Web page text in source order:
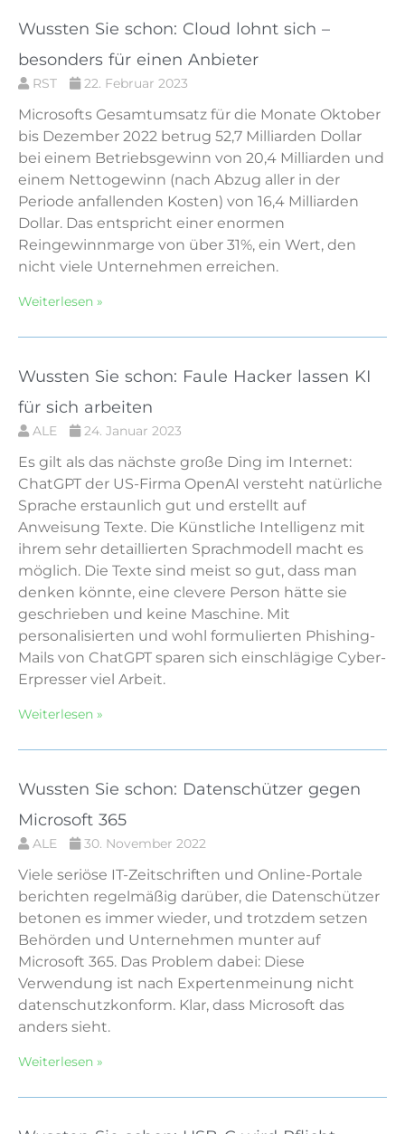
Wussten Sie schon: Cloud lohnt sich –
besonders für einen Anbieter
RST 22. Februar 2023
Microsofts Gesamtumsatz für die Monate Oktober
bis Dezember 2022 betrug 52,7 Milliarden Dollar
bei einem Betriebsgewinn von 20,4 Milliarden und
einem Nettogewinn (nach Abzug aller in der
Periode anfallenden Kosten) von 16,4 Milliarden
Dollar. Das entspricht einer enormen
Reingewinnmarge von über 31%, ein Wert, den
nicht viele Unternehmen erreichen.
Weiterlesen »
Wussten Sie schon: Faule Hacker lassen KI
für sich arbeiten
ALE 24. Januar 2023
Es gilt als das nächste große Ding im Internet:
ChatGPT der US-Firma OpenAI versteht natürliche
Sprache erstaunlich gut und erstellt auf
Anweisung Texte. Die Künstliche Intelligenz mit
ihrem sehr detaillierten Sprachmodell macht es
möglich. Die Texte sind meist so gut, dass man
denken könnte, eine clevere Person hätte sie
geschrieben und keine Maschine. Mit
personalisierten und wohl formulierten Phishing-
Mails von ChatGPT sparen sich einschlägige Cyber-
Erpresser viel Arbeit.
Weiterlesen »
Wussten Sie schon: Datenschützer gegen
Microsoft 365
ALE 30. November 2022
Viele seriöse IT-Zeitschriften und Online-Portale
berichten regelmäßig darüber, die Datenschützer
betonen es immer wieder, und trotzdem setzen
Behörden und Unternehmen munter auf
Microsoft 365. Das Problem dabei: Diese
Verwendung ist nach Expertenmeinung nicht
datenschutzkonform. Klar, dass Microsoft das
anders sieht.
Weiterlesen »